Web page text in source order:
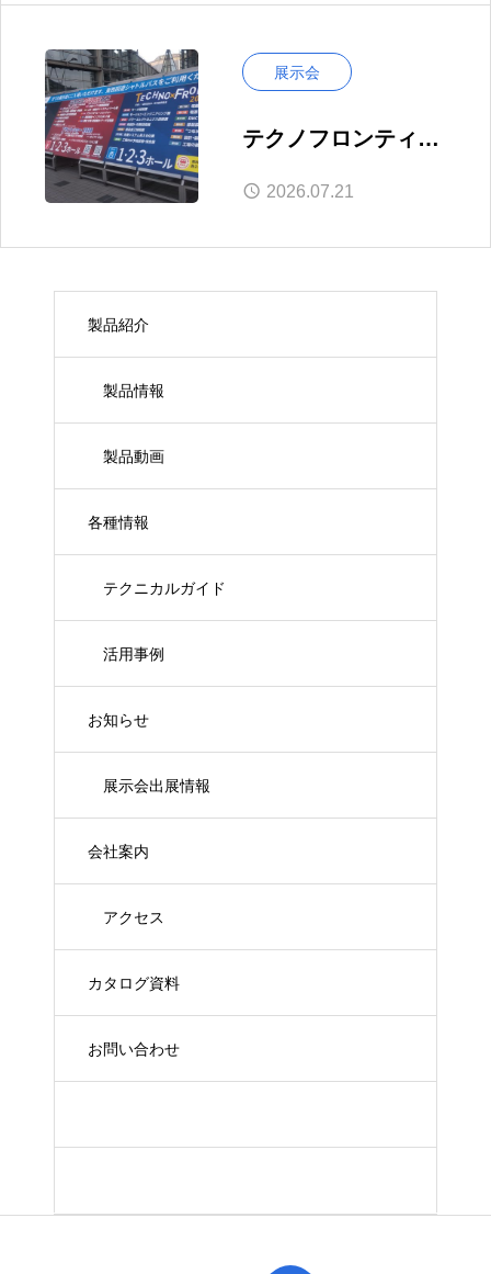
より分かりやすく
展示会
テクノフロンティア
2026へ行ってきまし
察
2026.07.21
製品紹介
製品情報
製品動画
各種情報
テクニカルガイド
活用事例
お知らせ
展示会出展情報
会社案内
アクセス
カタログ資料
お問い合わせ